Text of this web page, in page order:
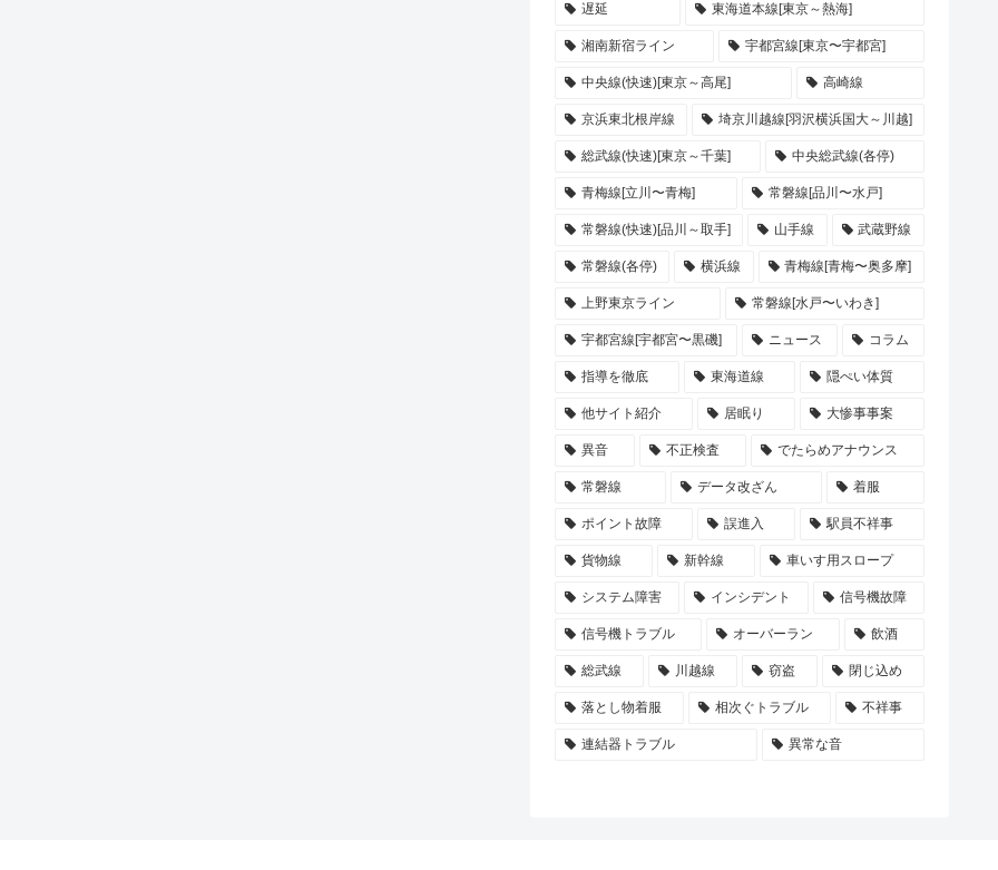
遅延 東海道本線[東京～熱海]
湘南新宿ライン 宇都宮線[東京〜宇都宮]
中央線(快速)[東京～高尾] 高崎線
京浜東北根岸線 埼京川越線[羽沢横浜国大～川越]
総武線(快速)[東京～千葉] 中央総武線(各停)
青梅線[立川〜青梅] 常磐線[品川〜水戸]
常磐線(快速)[品川～取手] 山手線 武蔵野線
常磐線(各停) 横浜線 青梅線[青梅〜奥多摩]
上野東京ライン 常磐線[水戸〜いわき]
宇都宮線[宇都宮〜黒磯] ニュース コラム
指導を徹底 東海道線 隠ぺい体質
他サイト紹介 居眠り 大惨事事案
異音 不正検査 でたらめアナウンス
常磐線 データ改ざん 着服
ポイント故障 誤進入 駅員不祥事
貨物線 新幹線 車いす用スロープ
システム障害 インシデント 信号機故障
信号機トラブル オーバーラン 飲酒
総武線 川越線 窃盗 閉じ込め
落とし物着服 相次ぐトラブル 不祥事
連結器トラブル 異常な音